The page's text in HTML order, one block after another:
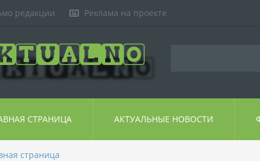
редакции Реклама на проекте
СТРАНИЦА АКТУАЛЬНЫЕ НОВОСТИ
страница